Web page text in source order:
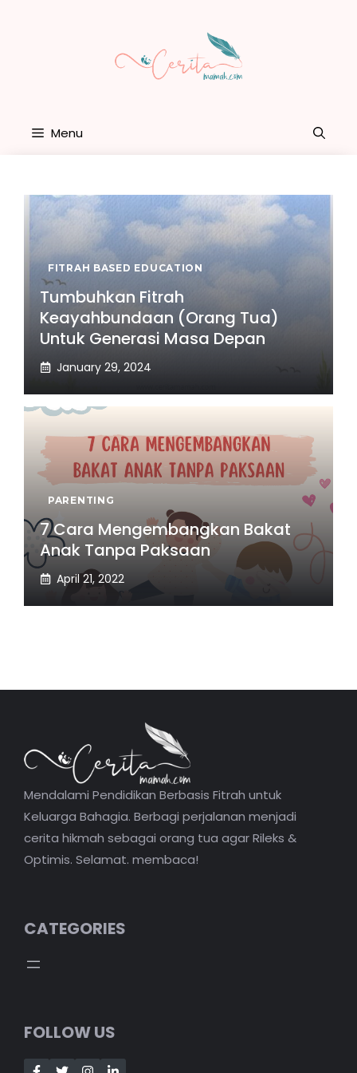
Menu
FITRAH BASED EDUCATION
Tumbuhkan Fitrah
Keayahbundaan (Orang Tua)
Untuk Generasi Masa Depan
January 29, 2024
PARENTING
7 Cara Mengembangkan Bakat
Anak Tanpa Paksaan
April 21, 2022
Mendalami Pendidikan Berbasis Fitrah untuk
Keluarga Bahagia. Berbagi perjalanan menjadi
cerita hikmah sebagai orang tua agar Rileks &
Optimis. Selamat. membaca!
CATEGORIES
FOLLOW US